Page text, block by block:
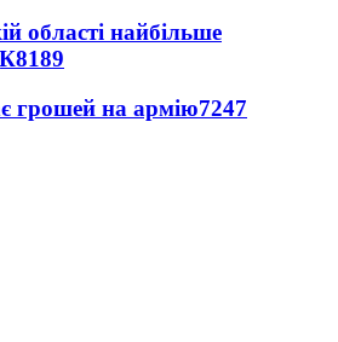
області найбільше
8189
грошей на армію7247